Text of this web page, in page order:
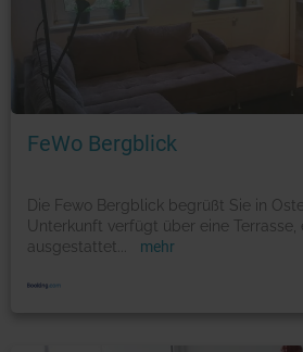
FeWo Bergblick
Die Fewo Bergblick begrüßt Sie in
Unterkunft verfügt über eine Terrasse,
ausgestattet
mehr